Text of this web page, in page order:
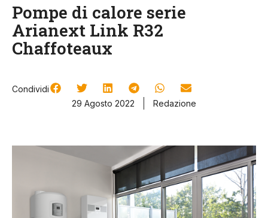
Pompe di calore serie
Arianext Link R32
Chaffoteaux
Condividi
29 Agosto 2022
Redazione